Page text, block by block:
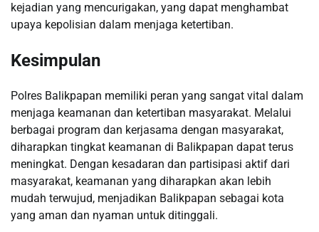
kejadian yang mencurigakan, yang dapat menghambat
upaya kepolisian dalam menjaga ketertiban.
Kesimpulan
Polres Balikpapan memiliki peran yang sangat vital dalam
menjaga keamanan dan ketertiban masyarakat. Melalui
berbagai program dan kerjasama dengan masyarakat,
diharapkan tingkat keamanan di Balikpapan dapat terus
meningkat. Dengan kesadaran dan partisipasi aktif dari
masyarakat, keamanan yang diharapkan akan lebih
mudah terwujud, menjadikan Balikpapan sebagai kota
yang aman dan nyaman untuk ditinggali.